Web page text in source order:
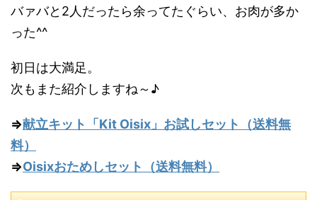
バァバと2人だったら余ってたぐらい、お肉が多か
った^^
初日は大満足。
次もまた紹介しますね～♪
⇒献立キット「Kit Oisix」お試しセット（送料無
料）
⇒Oisixおためしセット（送料無料）